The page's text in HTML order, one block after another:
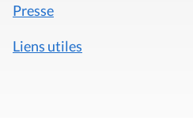
Presse
Liens utiles